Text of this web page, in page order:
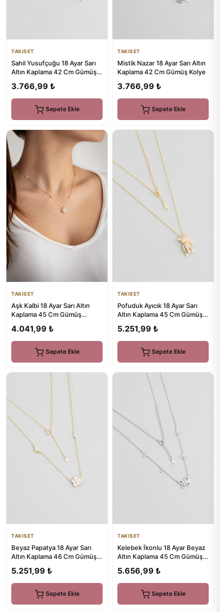
TAKISET
Sahil Yusufçuğu 18 Ayar Sarı
Altın Kaplama 42 Cm Gümüş
3.766,99 ₺
Sepete Ekle
TAKISET
Mistik Nazar 18 Ayar Sarı Altın
Kaplama 42 Cm Gümüş Kolye
3.766,99 ₺
Sepete Ekle
TAKISET
Aşk Kalbi 18 Ayar Sarı Altın
Kaplama 45 Cm Gümüş
4.041,99 ₺
Sepete Ekle
TAKISET
Pofuduk Ayıcık 18 Ayar Sarı
Altın Kaplama 45 Cm Gümüş
5.251,99 ₺
Sepete Ekle
TAKISET
Beyaz Papatya 18 Ayar Sarı
Altın Kaplama 46 Cm Gümüş
5.251,99 ₺
Sepete Ekle
TAKISET
Kelebek İkonlu 18 Ayar Beyaz
Altın Kaplama 45 Cm Gümüş
5.656,99 ₺
Sepete Ekle